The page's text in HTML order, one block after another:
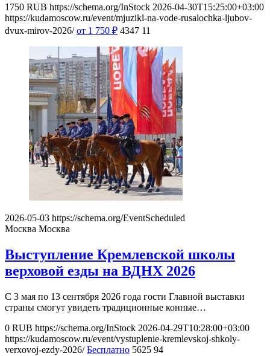
1750 RUB https://schema.org/InStock 2026-04-30T15:25:00+03:00
https://kudamoscow.ru/event/mjuzikl-na-vode-rusalochka-ljubov-
dvux-mirov-2026/ от 1 750 ₽ 4347 11
2026-05-03 https://schema.org/EventScheduled
Москва Москва
Выступление Кремлевской школы
верховой езды на ВДНХ 2026
С 3 мая по 13 сентября 2026 года гости Главной выставки
страны смогут увидеть традиционные конные…
0 RUB https://schema.org/InStock 2026-04-29T10:28:00+03:00
https://kudamoscow.ru/event/vystuplenie-kremlevskoj-shkoly-
verxovoj-ezdy-2026/ Бесплатно 5625 94